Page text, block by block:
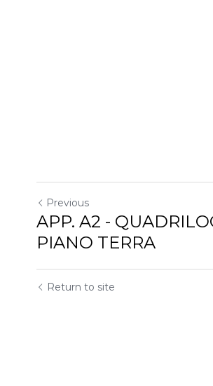
Previous
APP. A2 -
PIANO TERRA
Return to site